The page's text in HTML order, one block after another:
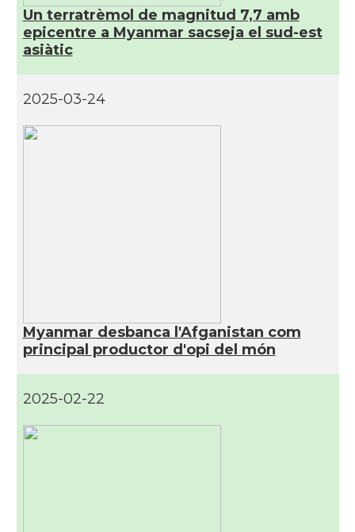
Un terratrèmol de magnitud 7,7 amb
epicentre a Myanmar sacseja el sud-est
asiàtic
2025-03-24
Myanmar desbanca l'Afganistan com
principal productor d'opi del món
2025-02-22